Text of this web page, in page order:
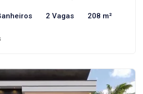
2 Vagas 208 m²